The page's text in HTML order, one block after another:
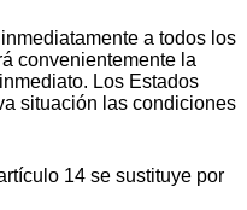
a todos los
convenientemente la
Los Estados
situación las condiciones
14 se sustituye por